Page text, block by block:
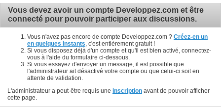
Vous devez avoir un compte Developpez.com et être
connecté pour pouvoir participer aux discussions.
Vous n'avez pas encore de compte Developpez.com ? Créez-en un
en quelques instants , c'est entièrement gratuit !
Si vous disposez déjà d'un compte et qu'il est bien activé, connectez-
vous à l'aide du formulaire ci-dessous.
Si vous essayez d'envoyer un message, il est possible que
l'administrateur ait désactivé votre compte ou que celui-ci soit en
attente de validation.
L'administrateur a peut-être requis une inscription avant de pouvoir afficher
cette page.